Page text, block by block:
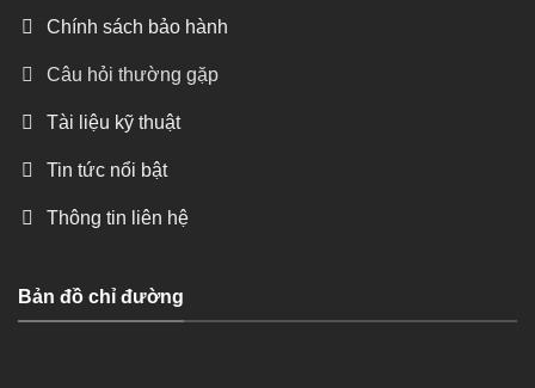
Chính sách bảo hành
Câu hỏi thường gặp
Tài liệu kỹ thuật
Tin tức nổi bật
Thông tin liên hệ
Bản đồ chỉ đường